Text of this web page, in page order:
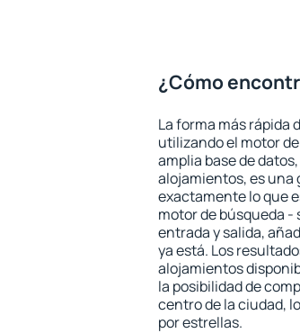
¿Cómo
La forma más rápida
utilizando el motor
amplia base de
alojamientos, es
exactamente lo que
motor de búsqueda -
entrada y salida,
ya está. Los
alojamientos
la posibilidad de
centro de la ciudad,
por estrellas.